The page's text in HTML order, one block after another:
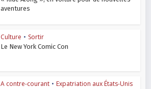
aventures
Culture • Sortir
Le New York Comic Con
A contre-courant • Expatriation aux États-Unis